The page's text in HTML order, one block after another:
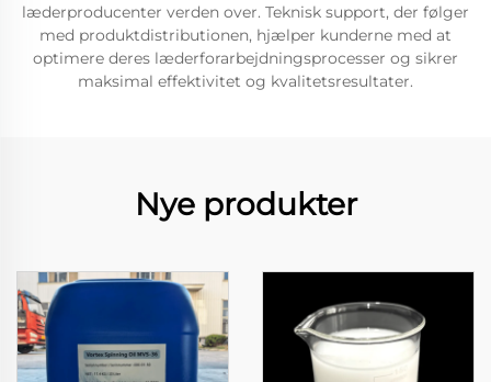
læderproducenter verden over. Teknisk support, der følger
med produktdistributionen, hjælper kunderne med at
optimere deres læderforarbejdningsprocesser og sikrer
maksimal effektivitet og kvalitetsresultater.
Nye produkter